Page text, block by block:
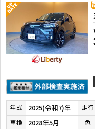
年式 2025(令和7)年 走行
車検 2028年5月 色